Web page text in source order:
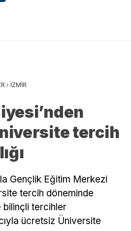
› İZMİR
tercih
Gençlik Eğitim Merkezi
tercih döneminde
bilinçli tercihler
ücretsiz Üniversite